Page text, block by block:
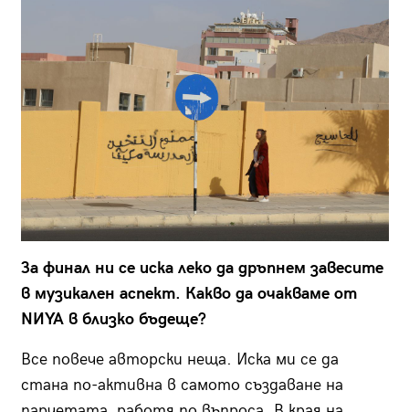
За финал ни се иска леко да дръпнем завесите
в музикален аспект. Какво да очакваме от
NИYA в близко бъдеще?
Все повече авторски неща. Иска ми се да
стана по-активна в самото създаване на